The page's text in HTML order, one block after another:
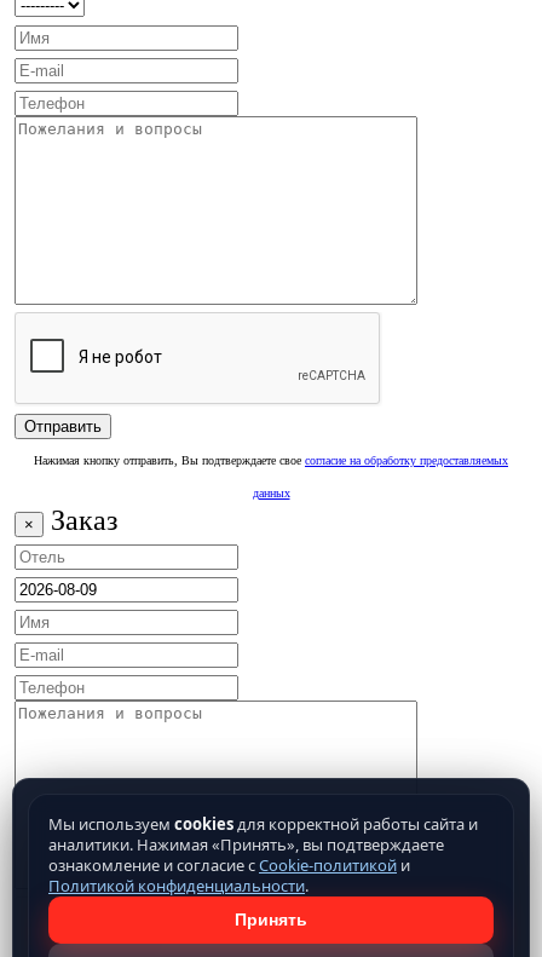
Нажимая кнопку отправить, Вы подтверждаете свое согласие на обработку предоставляемых
данных
× Заказ
Мы используем cookiesдля корректной работы сайта и
аналитики. Нажимая «Принять», вы подтверждаете
ознакомление и согласие сCookie-политикой и
Политикой конфиденциальности.
Принять